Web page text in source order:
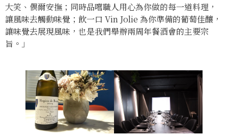
大笑、偶爾安撫；同時品嚐職人用心為你做的每一道料理，
讓風味去觸動味覺；飲一口 Vin Jolie 為你準備的葡萄佳釀，
讓味覺去展現風味，也是我們舉辦兩周年餐酒會的主要宗
旨。」